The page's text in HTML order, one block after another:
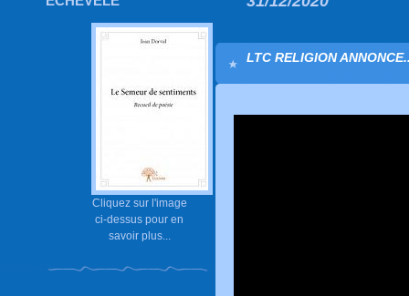
Cliquez sur l'image
ci-dessus pour en
savoir plus...
LTC RELIGION